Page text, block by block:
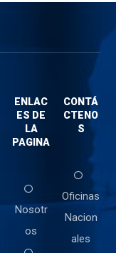
ENLAC
ES DE
LA
PAGINA
Nosotr
os
CONTÁ
CTENO
S
Oficinas
Nacion
ales